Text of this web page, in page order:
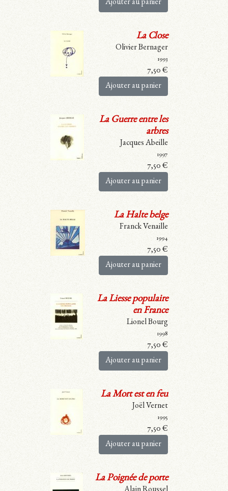
Ajouter au panier
La Close
Olivier Bernager
1993
7,50 €
Ajouter au panier
La Guerre entre les
arbres
Jacques Abeille
1997
7,50€
Ajouter au panier
La Halte belge
Franck Venaille
1994
7,50€
Ajouter au panier
La Liesse populaire
en France
Lionel Bourg
1998
7,50€
Ajouter au panier
La Mort est en feu
Joël Vernet
1995
7,50€
Ajouter au panier
La Poignée de porte